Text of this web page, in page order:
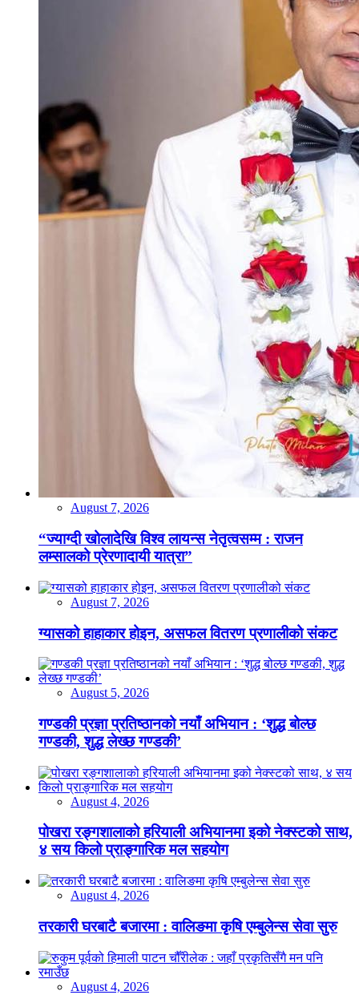
August 7, 2026
“ज्याग्दी खोलादेखि विश्व लायन्स नेतृत्वसम्म : राजन
लम्सालको प्रेरणादायी यात्रा”
August 7, 2026
ग्यासको हाहाकार होइन, असफल वितरण प्रणालीको संकट
August 5, 2026
गण्डकी प्रज्ञा प्रतिष्ठानको नयाँ अभियान : ‘शुद्ध बोल्छ
गण्डकी, शुद्ध लेख्छ गण्डकी’
August 4, 2026
पोखरा रङ्गशालाको हरियाली अभियानमा इको नेक्स्टको साथ,
४ सय किलो प्राङ्गारिक मल सहयोग
August 4, 2026
तरकारी घरबाटै बजारमा : वालिङमा कृषि एम्बुलेन्स सेवा सुरु
August 4, 2026